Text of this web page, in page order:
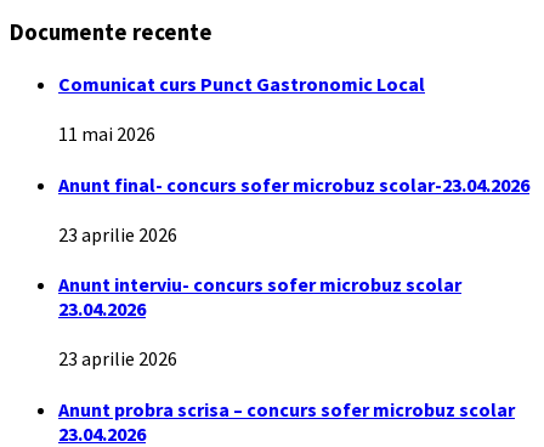
Documente recente
Comunicat curs Punct Gastronomic Local
11 mai 2026
Anunt final- concurs sofer microbuz scolar-23.04.2026
23 aprilie 2026
Anunt interviu- concurs sofer microbuz scolar
23.04.2026
23 aprilie 2026
Anunt probra scrisa – concurs sofer microbuz scolar
23.04.2026